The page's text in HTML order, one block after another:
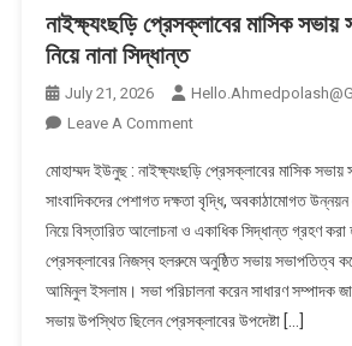
নাইক্ষ্যংছড়ি প্রেসক্লাবের মাসিক
নিয়ে নানা সিদ্ধান্ত
July 21, 2026
Leave A CommentOn
প্রেসক্লাবের
মাসিক
সভায়
সাংগঠনিক
উন্নয়ন
নিয়ে
মোহাম্মদ ইউনুছ : নাইক্ষ্যংছড়ি প্রেসক্লাবের মাসিক সভায়
সাংবাদিকদের পেশাগত দক্ষতা বৃদ্ধি, অবকাঠামোগত উন্নয়ন
নিয়ে বিস্তারিত আলোচনা ও একাধিক সিদ্ধান্ত গ্রহণ করা
প্রেসক্লাবের নিজস্ব হলরুমে অনুষ্ঠিত সভায় সভাপতিত্ব
আমিনুল ইসলাম। সভা পরিচালনা করেন সাধারণ সম্পাদক
সভায় উপস্থিত ছিলেন প্রেসক্লাবের উপদেষ্টা […]